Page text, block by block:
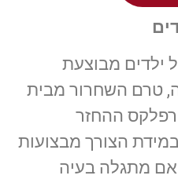
ילדים מבוצעת
טרם השחרור מבית
ההחזר
הצורך מבצועות
אם מתגלה בעיה